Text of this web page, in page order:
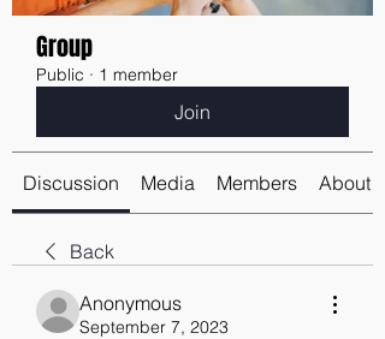
Group
Public · 1 member
Join
Discussion Media Members About
Back
Anonymous
September 7, 2023